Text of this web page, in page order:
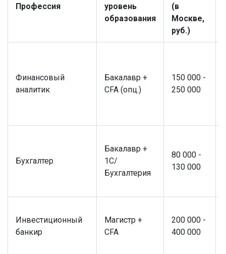
Профессия
уровень
образования
(в
Москве,
руб.)
Финансовый
аналитик
Бакалавр +
CFA (опц.)
150 000 -
250 000
Бухгалтер
Бакалавр +
1С/
Бухгалтерия
80 000 -
130 000
Инвестиционный
банкир
Магистр +
CFA
200 000 -
400 000